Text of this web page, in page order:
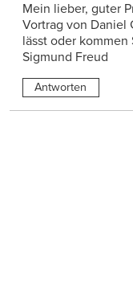
Mein lieber, guter
Vortrag von Daniel
lässt oder kommen
Sigmund Freud
Antworten